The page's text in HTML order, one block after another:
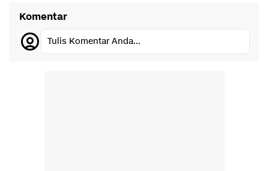
Komentar
Tulis Komentar Anda...